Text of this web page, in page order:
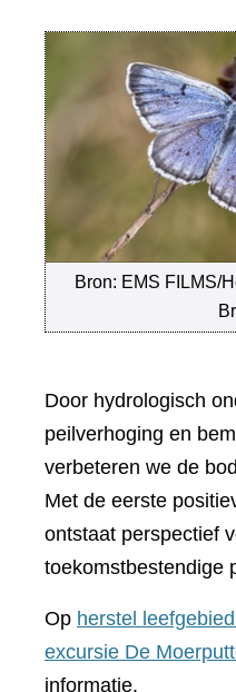
Bron: EMS FILMS/
Door hydrologisch
peilverhoging en
verbeteren we de
Met de eerste
ontstaat perspectief
toekomstbestendige
Op herstel
excursie De
informatie.